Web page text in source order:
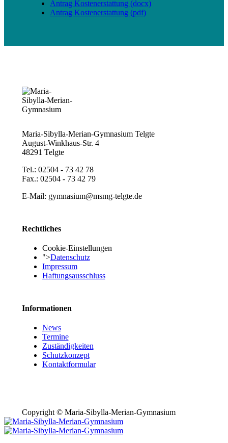
Antrag Kostenerstattung (docx)
Antrag Kostenerstattung (pdf)
Maria-Sibylla-Merian-Gymnasium Telgte
August-Winkhaus-Str. 4
48291 Telgte
Tel.: 02504 - 73 42 78
Fax.: 02504 - 73 42 79
E-Mail: gymnasium@msmg-telgte.de
Rechtliches
Cookie-Einstellungen
">Datenschutz
Impressum
Haftungsausschluss
Informationen
News
Termine
Zuständigkeiten
Schutzkonzept
Kontaktformular
Copyright © Maria-Sibylla-Merian-Gymnasium